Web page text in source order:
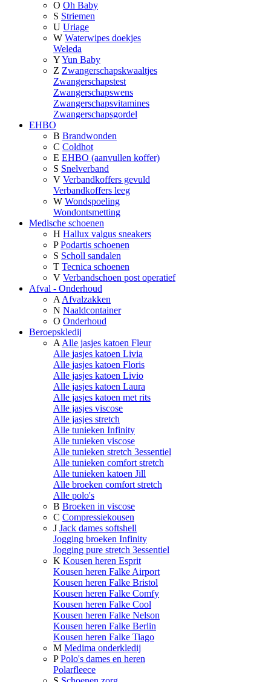
O Oh Baby
S Striemen
U Uriage
W Waterwipes doekjes
Weleda
YYun Baby
Z Zwangerschapskwaaltjes
Zwangerschapstest
Zwangerschapswens
Zwangerschapsvitamines
Zwangerschapsgordel
EHBO
B Brandwonden
C Coldhot
E EHBO (aanvullen koffer)
S Snelverband
V Verbandkoffers gevuld
Verbandkoffers leeg
W Wondspoeling
Wondontsmetting
Medische schoenen
H Hallux valgus sneakers
P Podartis schoenen
S Scholl sandalen
T Tecnica schoenen
V Verbandschoen post operatief
Afval - Onderhoud
A Afvalzakken
N Naaldcontainer
O Onderhoud
Beroepskledij
A Alle jasjes katoen Fleur
Alle jasjes katoen Livia
Alle jasjes katoen Floris
Alle jasjes katoen Livio
Alle jasjes katoen Laura
Alle jasjes katoen met rits
Alle jasjes viscose
Alle jasjes stretch
Alle tunieken Infinity
Alle tunieken viscose
Alle tunieken stretch 3essentiel
Alle tunieken comfort stretch
Alle tunieken katoen Jill
Alle broeken comfort stretch
Alle polo's
B Broeken in viscose
C Compressiekousen
J Jack dames softshell
Jogging broeken Infinity
Jogging pure stretch 3essentiel
K Kousen heren Esprit
Kousen heren Falke Airport
Kousen heren Falke Bristol
Kousen heren Falke Comfy
Kousen heren Falke Cool
Kousen heren Falke Nelson
Kousen heren Falke Berlin
Kousen heren Falke Tiago
M Medima onderkledij
P Polo's dames en heren
Polarfleece